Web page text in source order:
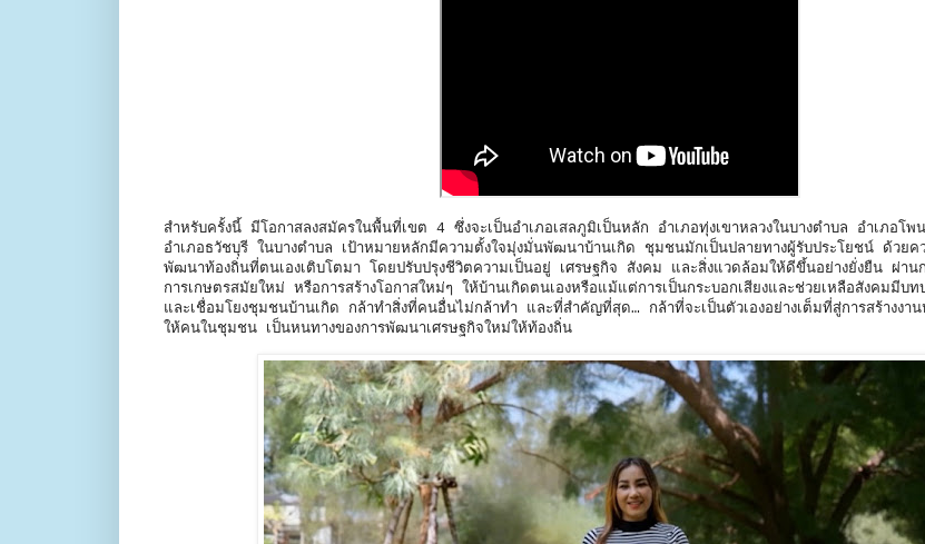
สำหรับครั้งนี้ มีโอกาสลงสมัครในพื้นที่เขต 4 ซึ่งจะเป็นอำเภอเสลภูมิเป็นหลัก อำเภอทุ่งเขาหลวงในบางตำบล อำเภอโพ
อำเภอธวัชบุรี ในบางตำบล เป้าหมายหลักมีความตั้งใจมุ่งมั่นพัฒนาบ้านเกิด ชุมชนมักเป็นปลายทางผู้รับประโยชน์ ด้วยคว
พัฒนาท้องถิ่นที่ตนเองเติบโตมา โดยปรับปรุงชีวิตความเป็นอยู่ เศรษฐกิจ สังคม และสิ่งแวดล้อมให้ดีขึ้นอย่างยั่งยืน ผ่าน
การเกษตรสมัยใหม่ หรือการสร้างโอกาสใหม่ๆ ให้บ้านเกิดตนเองหรือแม้แต่การเป็นกระบอกเสียงและช่วยเหลือสังคมมีบ
และเชื่อมโยงชุมชนบ้านเกิด กล้าทำสิ่งที่คนอื่นไม่กล้าทำ และที่สำคัญที่สุด… กล้าที่จะเป็นตัวเองอย่างเต็มที่สู่การสร้างงา
ให้คนในชุมชน เป็นหนทางของการพัฒนาเศรษฐกิจใหม่ให้ท้องถิ่น